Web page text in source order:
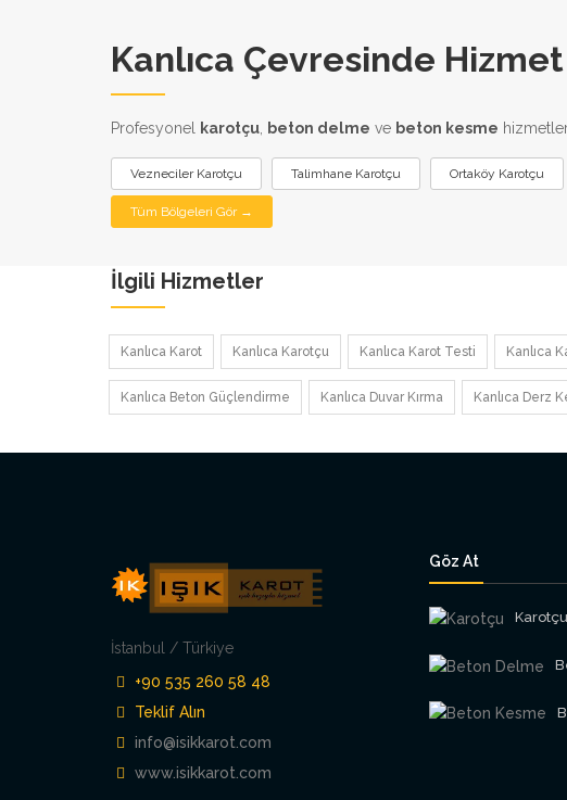
Kanlıca Çevresinde
Profesyonel karotçu beton delme ve beton kesme
Vezneciler Karotçu Talimhane Karotçu Ortaköy Karotçu
Tüm Bölgeleri Gör →
İlgili Hizmetler
Kanlıca Karot Kanlıca Karotçu Kanlıca Karot Testi Kanlıca
Kanlıca Beton Güçlendirme Kanlıca Duvar Kırma Kanlıca Derz
İstanbul / Türkiye
+90 535 260 58 48
Teklif Alın
info@isikkarot.com
www.isikkarot.com
Göz At
Karotçu